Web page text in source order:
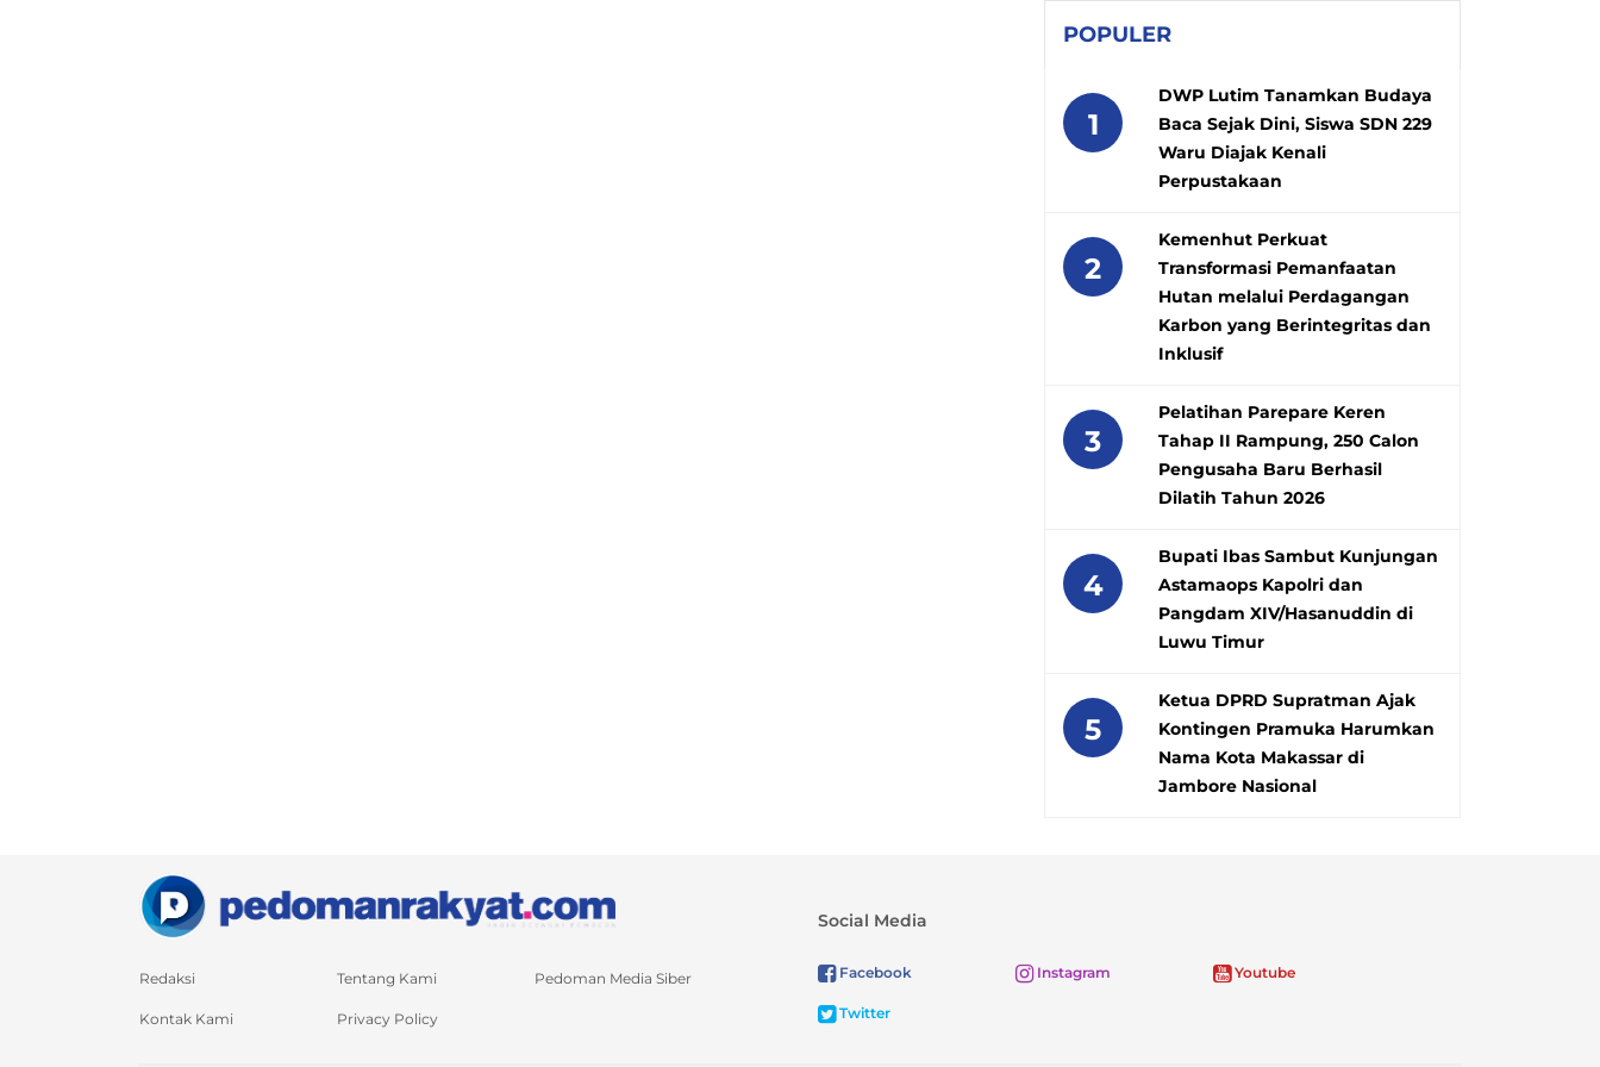
POPULER
1
DWP Lutim Tanamkan Budaya
Baca Sejak Dini, Siswa SDN 229
Waru Diajak Kenali
Perpustakaan
2
Kemenhut Perkuat
Transformasi Pemanfaatan
Hutan melalui Perdagangan
Karbon yang Berintegritas dan
Inklusif
3
Pelatihan Parepare Keren
Tahap II Rampung, 250 Calon
Pengusaha Baru Berhasil
Dilatih Tahun 2026
4
Bupati Ibas Sambut Kunjungan
Astamaops Kapolri dan
Pangdam XIV/Hasanuddin di
Luwu Timur
5
Ketua DPRD Supratman Ajak
Kontingen Pramuka Harumkan
Nama Kota Makassar di
Jambore Nasional
Redaksi Tentang Kami Pedoman Media Siber
Kontak Kami Privacy Policy
Social Media
Facebook Instagram Youtube
Twitter